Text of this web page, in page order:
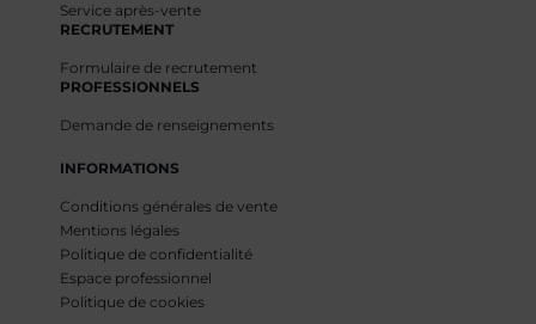
Service après-vente
RECRUTEMENT
Formulaire de recrutement
PROFESSIONNELS
Demande de renseignements
INFORMATIONS
Conditions générales de vente
Mentions légales
Politique de confidentialité
Espace professionnel
Politique de cookies